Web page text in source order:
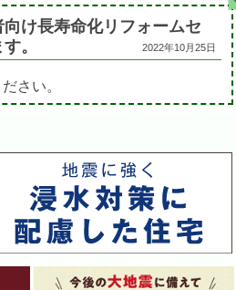
け長寿命化リフォームセ
。
2022年10月25日
さい。